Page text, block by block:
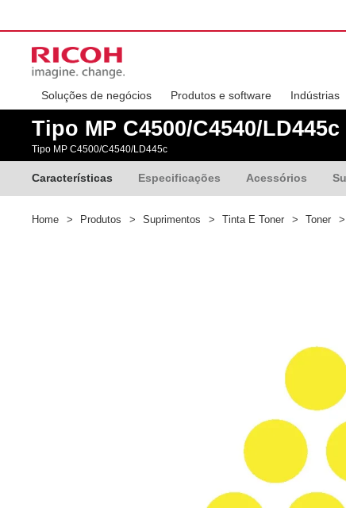
Soluções de negócios Produtos e software Indústrias
Tipo MP C4500/C4540/
Tipo MP C4500/C4540/LD445c
Características Especificações Acessórios
Home > Produtos > Suprimentos > Tinta E Toner > Toner >